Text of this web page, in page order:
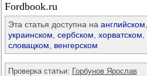
Fordbook.ru
Эта статья доступна на английском
украинском сербском хорватском
словацком
венгерском
Проверка статьи: Горбунов Ярослав